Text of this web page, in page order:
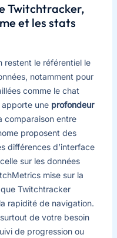
Twitchtracker,
et les stats
restent le référentiel le
notamment pour
comme le chat
une profondeur
entre
proposent des
différences d’interface
sur les données
mise sur la
Twitchtracker
rapidité de navigation.
de votre besoin
de progression ou